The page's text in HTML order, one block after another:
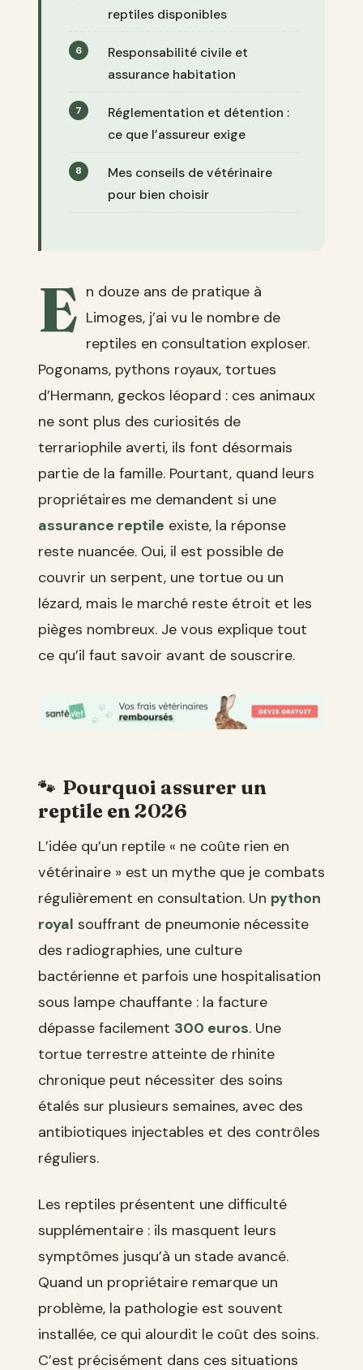
reptiles disponibles
Responsabilité civile et
assurance habitation
Réglementation et détention :
ce que l’assureur exige
Mes conseils de vétérinaire
pour bien choisir
E n douze ans de pratique à
Limoges, j’ai vu le nombre de
reptiles en consultation exploser.
Pogonams, pythons royaux, tortues
d’Hermann, geckos léopard : ces animaux
ne sont plus des curiosités de
terrariophile averti, ils font désormais
partie de la famille. Pourtant, quand leurs
propriétaires me demandent si une
assurance reptile existe, la réponse
reste nuancée. Oui, il est possible de
couvrir un serpent, une tortue ou un
lézard, mais le marché reste étroit et les
pièges nombreux. Je vous explique tout
ce qu’il faut savoir avant de souscrire.
Pourquoi assurer un
reptile en 2026
L’idée qu’un reptile « ne coûte rien en
vétérinaire » est un mythe que je combats
régulièrement en consultation. Un python
royal souffrant de pneumonie nécessite
des radiographies, une culture
bactérienne et parfois une hospitalisation
sous lampe chauffante : la facture
dépasse facilement 300 euros. Une
tortue terrestre atteinte de rhinite
chronique peut nécessiter des soins
étalés sur plusieurs semaines, avec des
antibiotiques injectables et des contrôles
réguliers.
Les reptiles présentent une difficulté
supplémentaire : ils masquent leurs
symptômes jusqu’à un stade avancé.
Quand un propriétaire remarque un
problème, la pathologie est souvent
installée, ce qui alourdit le coût des soins.
C’est précisément dans ces situations